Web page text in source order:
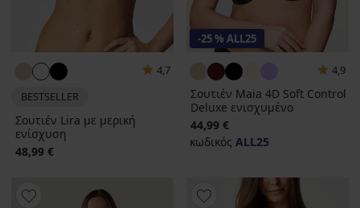
4,7
BESTSELLER
Σουτιέν Lira με μερική
ενίσχυση
48,99 €
-25 % ALL25
4,9
Σουτιέν Maia 4D Soft Control
Deluxe ενισχυμένο
44,99 €
κωδικός ALL25